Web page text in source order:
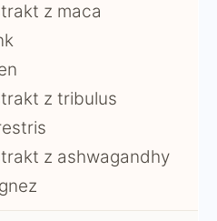
z maca
z tribulus
z ashwagandhy